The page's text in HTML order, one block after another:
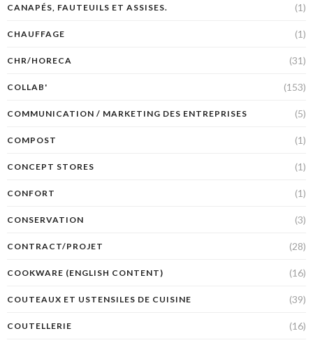
CANAPÉS, FAUTEUILS ET ASSISES. (1)
CHAUFFAGE (1)
CHR/HORECA (31)
COLLAB' (153)
COMMUNICATION / MARKETING DES ENTREPRISES (5)
COMPOST (1)
CONCEPT STORES (1)
CONFORT (1)
CONSERVATION (3)
CONTRACT/PROJET (28)
COOKWARE (ENGLISH CONTENT) (16)
COUTEAUX ET USTENSILES DE CUISINE (39)
COUTELLERIE (16)